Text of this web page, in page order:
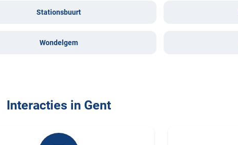
Stationsbuurt
Wondelgem
Interacties in Gent